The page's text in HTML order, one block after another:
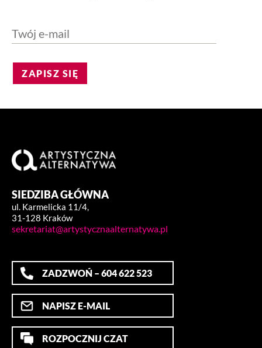
ZAPISZ SIĘ
SIEDZIBA GŁÓWNA
ul. Karmelicka 11/4,
31-128 Kraków
sekretariat@artystycznaalternatywa.pl
ZADZWOŃ – 604 622 523
NAPISZ E-MAIL
ROZPOCZNIJ CZAT